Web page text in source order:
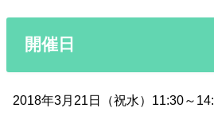
開催日
2018年3月21日（祝水）11:30～